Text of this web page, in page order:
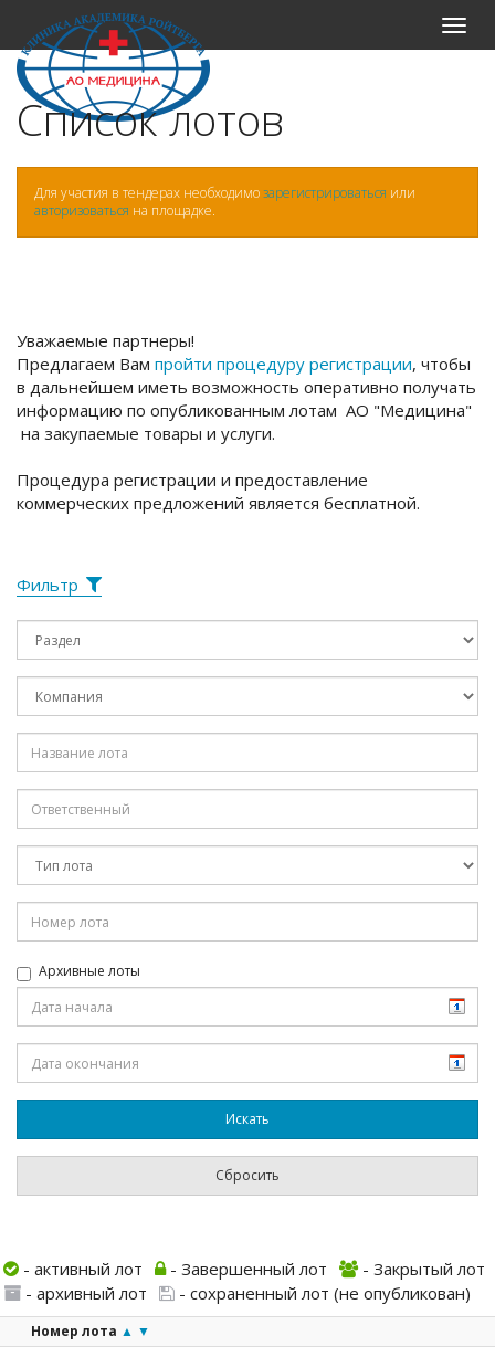
Меню
Список лотов
Для участия в тендерах необходимозарегистрироваться или
авторизоваться на площадке.
Уважаемые партнеры!
Предлагаем Вам пройти процедуру регистрации, чтобы
в дальнейшем иметь возможность оперативно получать
информацию по опубликованным лотам АО "Медицина"
на закупаемые товары и услуги.
Процедура регистрации и предоставление
коммерческих предложений является бесплатной.
Фильтр
Архивные лоты
- активный лот - Завершенный лот
- Закрытый лот
- архивный лот
- сохраненный лот (не опубликован)
Номер лота ▲ ▼